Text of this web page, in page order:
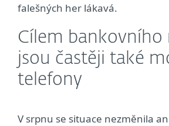
falešných her lákavá.
Cílem bankovního
jsou častěji také
telefony
V srpnu se situace nezměnila